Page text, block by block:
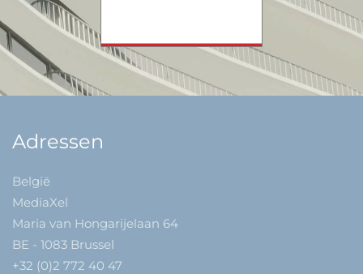
Adressen
België
MediaXel
Maria van Hongarijelaan 64
BE - 1083 Brussel
+32 (0)2 772 40 47